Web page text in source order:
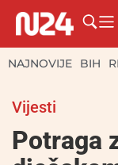
NAJNOVIJE BIH
Vijesti
Potraga